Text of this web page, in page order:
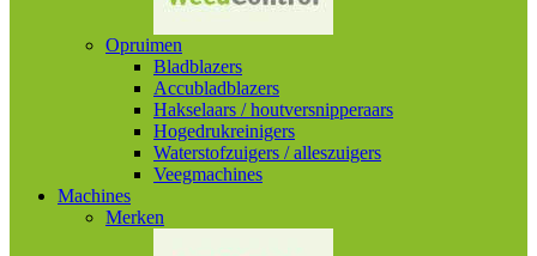
Opruimen
Bladblazers
Accubladblazers
Hakselaars / houtversnipperaars
Hogedrukreinigers
Waterstofzuigers / alleszuigers
Veegmachines
Machines
Merken